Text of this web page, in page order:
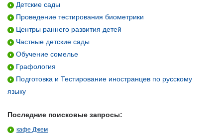
Детские сады
Проведение тестирования биометрики
Центры раннего развития детей
Частные детские сады
Обучение сомелье
Графология
Подготовка и Тестирование иностранцев по русскому
языку
Последние поисковые запросы:
кафе Джем